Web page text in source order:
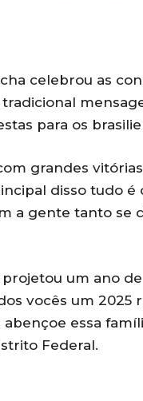
celebrou as
para os
grandes
disso tudo é
a gente tanto se
projetou um ano
vocês um
essa
Federal.